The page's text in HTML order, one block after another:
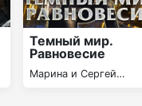
Темный мир.
Равновесие
Марина и Сергей